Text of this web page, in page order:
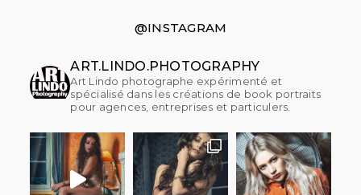
@INSTAGRAM
ART.LINDO.PHOTOGRAPHY
Art Lindo photographe expérimenté et
spécialisé dans les créations de book portraits
pour agences, entreprises et particulers.